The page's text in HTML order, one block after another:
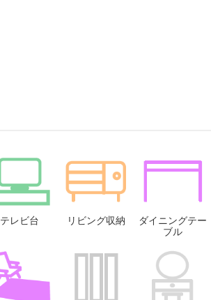
テレビ台 リビング収納
ダイニングテー
ブル